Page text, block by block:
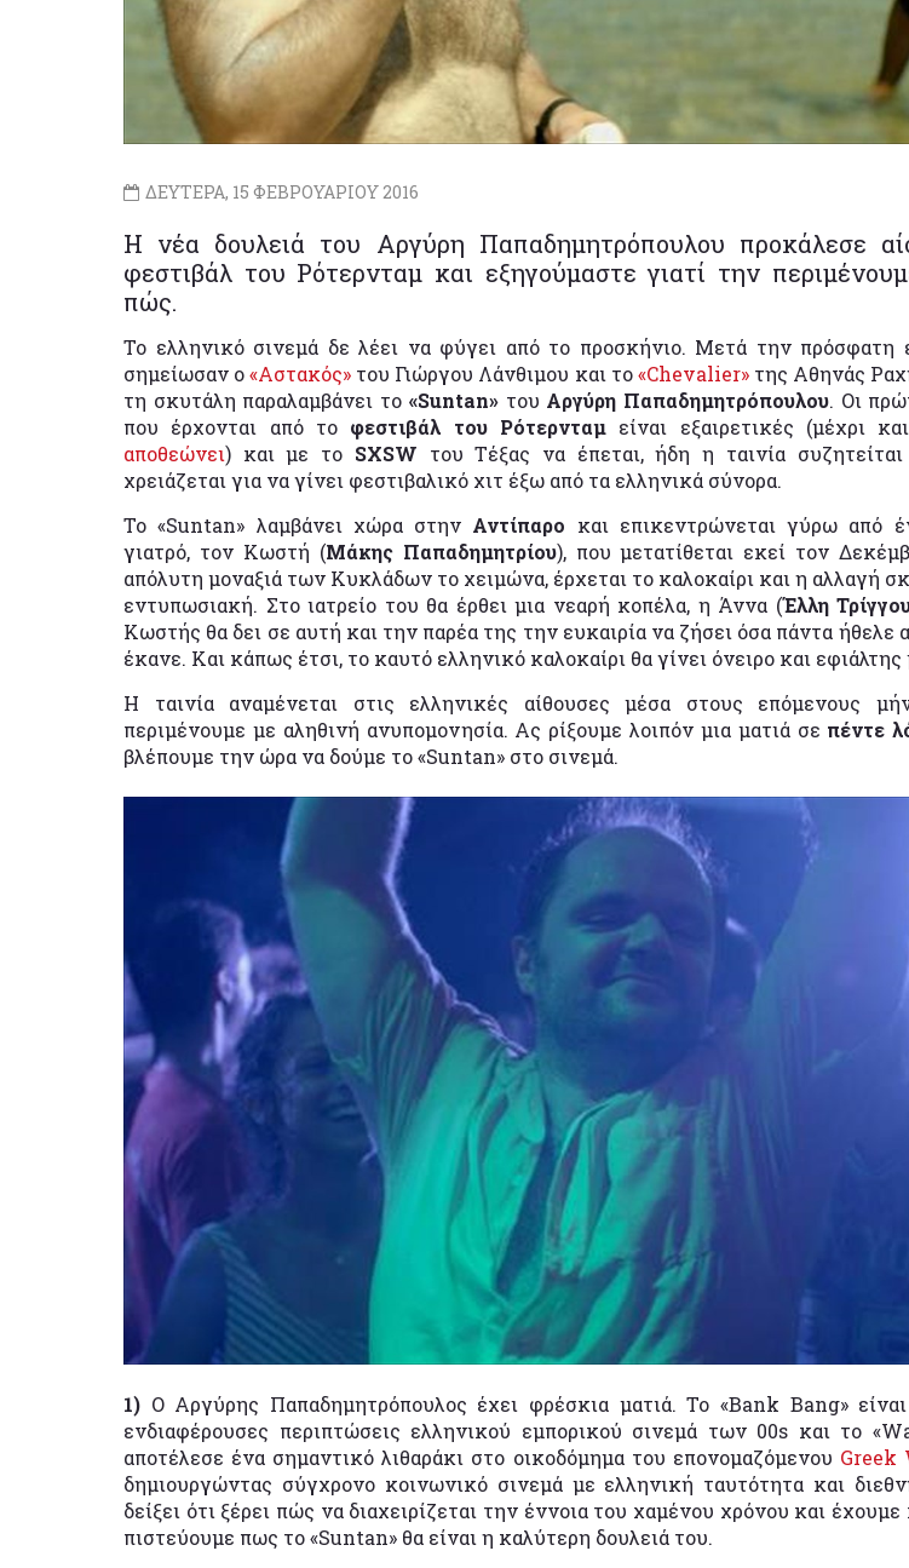
ΔΕΥΤΕΡΑ, 15 ΦΕΒΡΟΥΑΡΙΟΥ 2016
Η νέα δουλειά του Αργύρη Παπαδημητρόπουλου προκάλεσε
φεστιβάλ του Ρότερνταμ και εξηγούμαστε γιατί την
πώς.
Το ελληνικό σινεμά δε λέει να φύγει από το προσκήνιο. Μετά την πρόσφατη
σημείωσαν ο«Αστακός» του Γιώργου Λάνθιμου και το«Chevalier»της Αθηνάς
τη σκυτάλη παραλαμβάνει το «Suntan» του Αργύρη Παπαδημητρόπουλου. Οι
που έρχονται από το φεστιβάλ του Ρότερνταμ είναι εξαιρετικές (μέχρι
αποθεώνει) και με το SXSW του Τέξας να έπεται, ήδη η ταινία
χρειάζεται για να γίνει φεστιβαλικό χιτ έξω από τα ελληνικά σύνορα.
Το «Suntan» λαμβάνει χώρα στην Αντίπαρο και επικεντρώνεται γύρω από
γιατρό, τον Κωστή (Μάκης Παπαδημητρίου), που μετατίθεται εκεί τον
απόλυτη μοναξιά των Κυκλάδων το χειμώνα, έρχεται το καλοκαίρι και η αλλαγή
εντυπωσιακή. Στο ιατρείο του θα έρθει μια νεαρή κοπέλα, η Άννα (Έλλη
Κωστής θα δει σε αυτή και την παρέα της την ευκαιρία να ζήσει όσα πάντα ήθελε
έκανε. Και κάπως έτσι, το καυτό ελληνικό καλοκαίρι θα γίνει όνειρο και εφιάλτης
Η ταινία αναμένεται στις ελληνικές αίθουσες μέσα στους επόμενους
περιμένουμε με αληθινή ανυπομονησία. Ας ρίξουμε λοιπόν μια ματιά σε πέντε
βλέπουμε την ώρα να δούμε το «Suntan» στο σινεμά.
1) Ο Αργύρης Παπαδημητρόπουλος έχει φρέσκια ματιά. Το «Bank Bang»
ενδιαφέρουσες περιπτώσεις ελληνικού εμπορικού σινεμά των 00s και το
αποτέλεσε ένα σημαντικό λιθαράκι στο οικοδόμημα του επονομαζόμενου Greek
δημιουργώντας σύγχρονο κοινωνικό σινεμά με ελληνική ταυτότητα και
δείξει ότι ξέρει πώς να διαχειρίζεται την έννοια του χαμένου χρόνου και
πιστεύουμε πως το «Suntan» θα είναι η καλύτερη δουλειά του.